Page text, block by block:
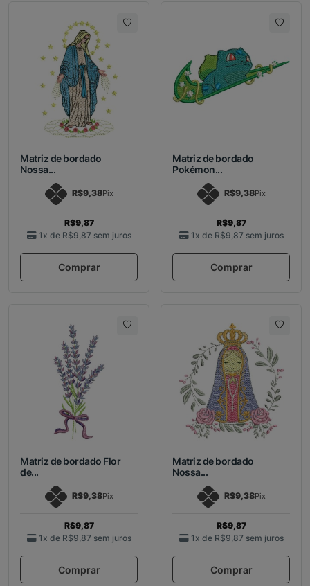
Matriz de bordado
Nossa...
R$9,38Pix
R$9,87
1x de R$9,87 sem juros
Comprar
Matriz de bordado
Pokémon...
R$9,38Pix
R$9,87
1x de R$9,87 sem juros
Comprar
Matriz de bordado Flor
de...
R$9,38Pix
R$9,87
1x de R$9,87 sem juros
Comprar
Matriz de bordado
Nossa...
R$9,38Pix
R$9,87
1x de R$9,87 sem juros
Comprar